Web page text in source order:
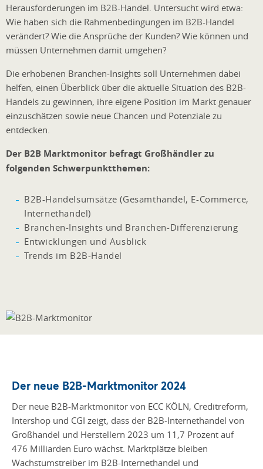
Herausforderungen im B2B-Handel. Untersucht wird etwa:
Wie haben sich die Rahmenbedingungen im B2B-Handel
verändert? Wie die Ansprüche der Kunden? Wie können und
müssen Unternehmen damit umgehen?
Die erhobenen Branchen-Insights soll Unternehmen dabei
helfen, einen Überblick über die aktuelle Situation des B2B-
Handels zu gewinnen, ihre eigene Position im Markt genauer
einzuschätzen sowie neue Chancen und Potenziale zu
entdecken.
Der B2B Marktmonitor befragt Großhändler zu
folgenden Schwerpunktthemen:
B2B-Handelsumsätze (Gesamthandel, E-Commerce,
Internethandel)
Branchen-Insights und Branchen-Differenzierung
Entwicklungen und Ausblick
Trends im B2B-Handel
Der neue B2B-Marktmonitor 2024
Der neue B2B-Marktmonitor von ECC KÖLN, Creditreform,
Intershop und CGI zeigt, dass der B2B-Internethandel von
Großhandel und Herstellern 2023 um 11,7 Prozent auf
476 Milliarden Euro wächst. Marktplätze bleiben
Wachstumstreiber im B2B-Internethandel und